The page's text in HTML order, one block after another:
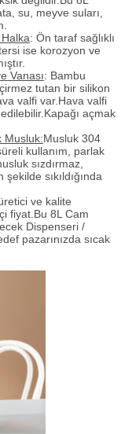
su, meyve suları,
Halka: Ön taraf sağlıklı
ise korozyon ve
Vanası: Bambu
tutan bir silikon
valfi var.Hava valfi
açmak
Musluk:Musluk 304
kullanım, parlak
sızdırmaz,
sıkıldığında
ve kalite
fiyat.Bu 8L Cam
Dispenseri /
pazarınızda sıcak